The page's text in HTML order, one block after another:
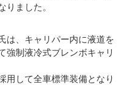
りました。
は、キャリパー内に液道を
強制液冷式ブレンボキャリ
用して全車標準装備となり